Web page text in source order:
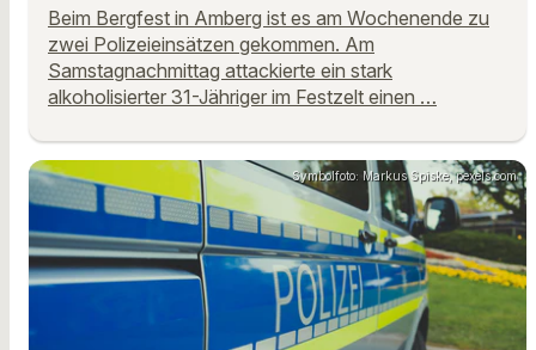
Beim Bergfest in Amberg ist es am Wochenende zu
zwei Polizeieinsätzen gekommen. Am
Samstagnachmittag attackierte ein stark
alkoholisierter 31-Jähriger im Festzelt einen …
Symbolfoto: Markus Spiske, pexels.com